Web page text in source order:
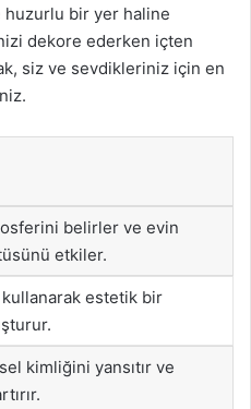
bir yer haline
dekore ederken içten
siz ve sevdikleriniz için en
belirler ve evin
etkiler.
kullanarak estetik bir
kimliğini yansıtır ve